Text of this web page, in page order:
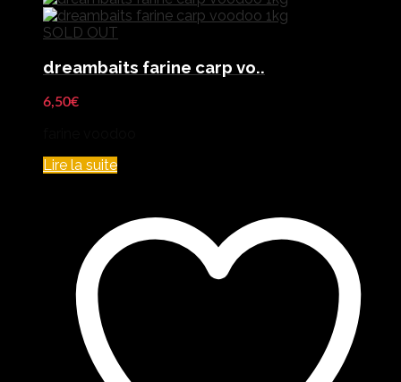
SOLD OUT
dreambaits farine carp vo..
6,50€
Lire la suite